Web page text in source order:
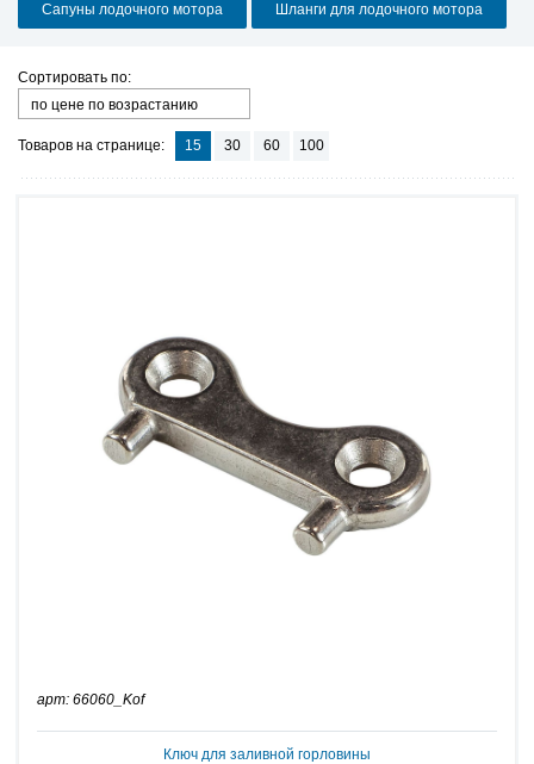
Сапуны лодочного мотора Шланги для лодочного мотора
Сортировать по:
по цене по возрастанию
Товаров на странице: 15 30 60 100
арт: 66060_Kof
Ключ для заливной горловины